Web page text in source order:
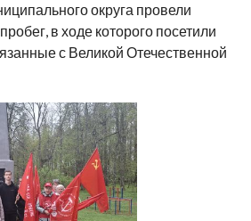
округа провели
в ходе которого посетили
с Великой Отечественной